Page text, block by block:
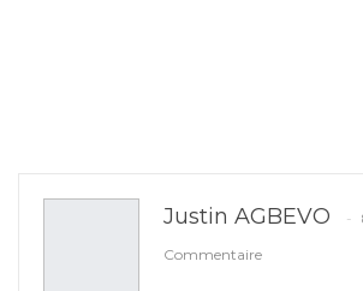
Justin AGBEVO
Commentaire